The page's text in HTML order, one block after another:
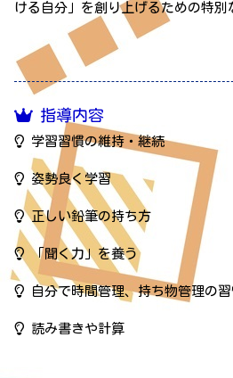
ける自分」を創り上げるための特別
指導内容
学習習慣の維持・継続
姿勢良く学習
正しい鉛筆の持ち方
「聞く力」を養う
自分で時間管理、持ち物管理の
読み書きや計算